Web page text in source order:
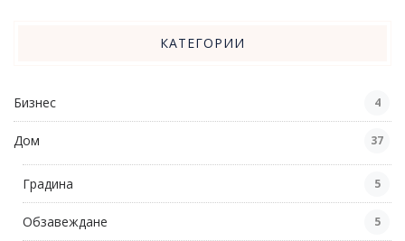
КАТЕГОРИИ
Бизнес 4
Дом 37
Градина 5
Обзавеждане 5